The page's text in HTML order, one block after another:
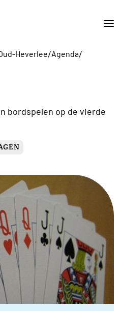
Heverlee/Agenda/
bordspelen op de vierde